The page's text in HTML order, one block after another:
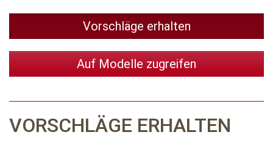
Vorschläge erhalten
Auf Modelle zugreifen
VORSCHLÄGE ERHALTEN